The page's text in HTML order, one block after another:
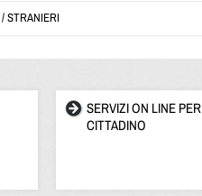
/STRANIERI
SERVIZI ON LINE
CITTADINO